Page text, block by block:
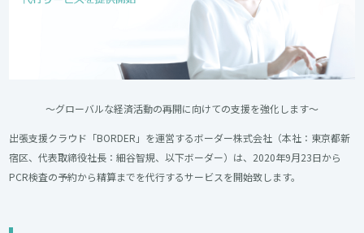
～グローバルな経済活動の再開に向けての支援を強化します～
出張支援クラウド「BORDER」を運営するボーダー株式会社（本社：東京都新
宿区、代表取締役社長：細谷智規、以下ボーダー）は、2020年9月23日から
PCR検査の予約から精算までを代行するサービスを開始致します。